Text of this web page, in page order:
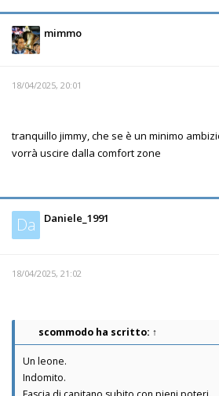
mimmo
18/04/2025, 20:01
tranquillo jimmy, che se è un minimo
vorrà uscire dalla comfort zone
Da Daniele_1991
18/04/2025, 21:02
scommodo ha scritto: ↑
Un leone.
Indomito.